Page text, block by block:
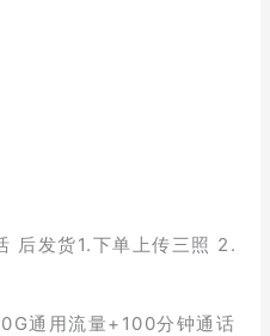
后发货1.下单上传三照 2.
通用流量+100分钟通话